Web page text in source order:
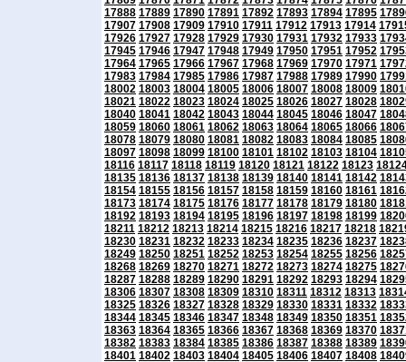
17888 17889 17890 17891 17892 17893 17894 17895
17907 17908 17909 17910 17911 17912 17913 17914
17926 17927 17928 17929 17930 17931 17932 17933
17945 17946 17947 17948 17949 17950 17951 17952
17964 17965 17966 17967 17968 17969 17970 17971
17983 17984 17985 17986 17987 17988 17989 17990
18002 18003 18004 18005 18006 18007 18008 18009
18021 18022 18023 18024 18025 18026 18027 18028
18040 18041 18042 18043 18044 18045 18046 18047
18059 18060 18061 18062 18063 18064 18065 18066
18078 18079 18080 18081 18082 18083 18084 18085
18097 18098 18099 18100 18101 18102 18103 18104
18116 18117 18118 18119 18120 18121 18122 18123
18135 18136 18137 18138 18139 18140 18141 18142
18154 18155 18156 18157 18158 18159 18160 18161
18173 18174 18175 18176 18177 18178 18179 18180
18192 18193 18194 18195 18196 18197 18198 18199
18211 18212 18213 18214 18215 18216 18217 18218
18230 18231 18232 18233 18234 18235 18236 18237
18249 18250 18251 18252 18253 18254 18255 18256
18268 18269 18270 18271 18272 18273 18274 18275
18287 18288 18289 18290 18291 18292 18293 18294
18306 18307 18308 18309 18310 18311 18312 18313
18325 18326 18327 18328 18329 18330 18331 18332
18344 18345 18346 18347 18348 18349 18350 18351
18363 18364 18365 18366 18367 18368 18369 18370
18382 18383 18384 18385 18386 18387 18388 18389
18401 18402 18403 18404 18405 18406 18407 18408